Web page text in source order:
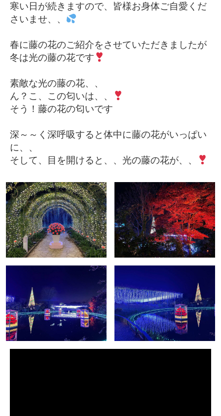
寒い日が続きますので、皆様お身体ご自愛くだ
さいませ、、
春に藤の花のご紹介をさせていただきましたが
冬は光の藤の花です
素敵な光の藤の花、、
ん？こ、この匂いは、、
そう！藤の花の匂いです
深～～く深呼吸すると体中に藤の花がいっぱい
に、、
そして、目を開けると、、光の藤の花が、、